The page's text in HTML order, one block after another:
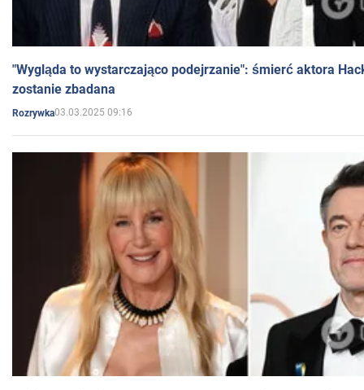
"Wygląda to wystarczająco podejrzanie": śmierć aktora
zostanie zbadana
Rozrywka03.03.2025 09:16